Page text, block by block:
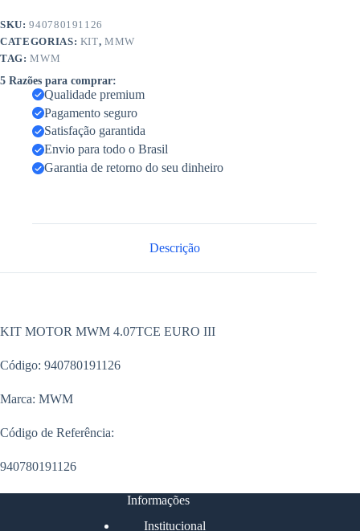
SKU:940780191126
CATEGORIAS: KIT,MMW
TAG:MWM
5 Razões para comprar:
Qualidade premium
Pagamento seguro
Satisfação garantida
Envio para todo o Brasil
Garantia de retorno do seu dinheiro
Descrição
KIT MOTOR MWM 4.07TCE EURO III
Código: 940780191126
Marca: MWM
Código de Referência:
940780191126
Informações
Institucional